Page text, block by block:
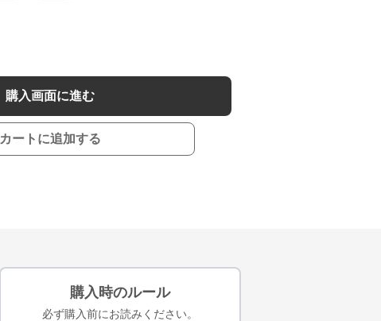
購入画面に進む
カートに追加する
購入時のルール
必ず購入前にお読みください。